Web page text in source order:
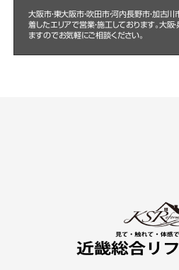
大阪市・東大阪市・吹田市・河内長野市・加古
着したエリアで営業・施工しております。大阪
ますのでお気軽にご相談ください。